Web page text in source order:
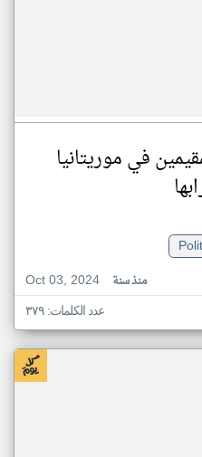
في موريتانيا
Oct 03, 2024
منذ سنة
عدد الكلمات: ٣٧٩